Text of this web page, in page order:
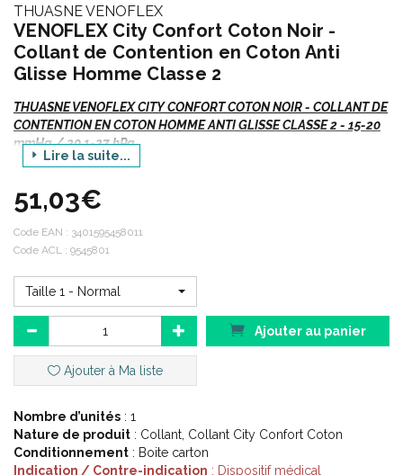
THUASNE VENOFLEX
VENOFLEX City Confort Coton Noir -
Collant de Contention en Coton Anti
Glisse Homme Classe 2
THUASNE VENOFLEX CITY CONFORT COTON NOIR - COLLANT DE
CONTENTION EN COTON HOMME ANTI GLISSE CLASSE 2 - 15-20
mmHg / 20.1-27 hPa
Indications :
Varices, troubles fonctionnels (jambes lourdes,...) suites
chirurgie phlébologique et sclérothérapique.
Coton très confortable.
Lire la suite...
51,03€
Code EAN : 3401595458011
Code ACL : 9545801
Taille 1 - Normal
Ajouter au panier
Ajouter à Ma liste
Nombre d’unités : 1
Nature de produit : Collant, Collant City Confort Coton
Conditionnement : Boite carton
Indication / Contre-indication : Dispositif médical